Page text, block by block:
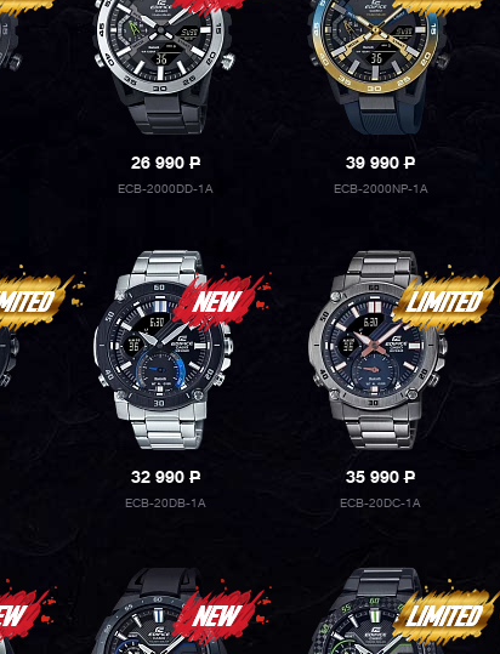
26 990 P
ECB-2000DD-1A
39 990P
ECB-2000NP-1A
32 990 P
ECB-20DB-1A
35 990P
ECB-20DC-1A